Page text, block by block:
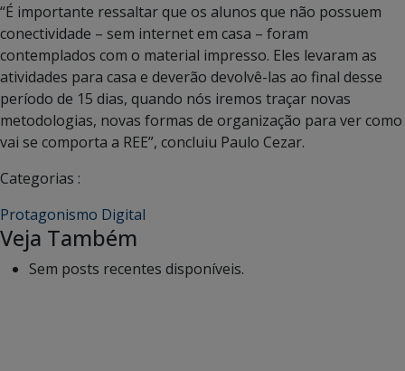
“É importante ressaltar que os alunos que não possuem
conectividade – sem internet em casa – foram
contemplados com o material impresso. Eles levaram as
atividades para casa e deverão devolvê-las ao final desse
período de 15 dias, quando nós iremos traçar novas
metodologias, novas formas de organização para ver como
vai se comporta a REE”, concluiu Paulo Cezar.
Categorias :
Protagonismo Digital
Veja Também
Sem posts recentes disponíveis.